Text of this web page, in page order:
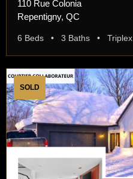
110 Rue Colonia
Repentigny, QC
6 Beds • 3 Baths • Triplex
SOLD